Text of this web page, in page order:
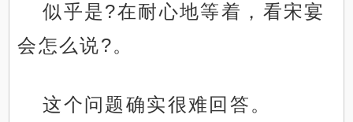
似乎是?在耐心地等着，看宋宴
会怎么说?。
这个问题确实很难回答。